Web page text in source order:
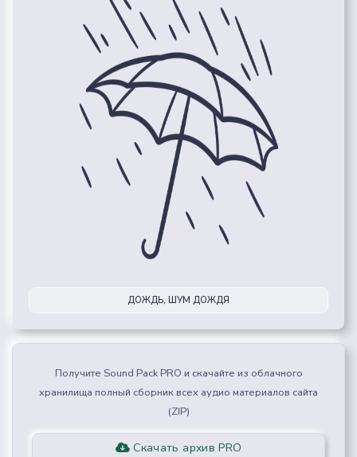
ДОЖДЬ, ШУМ ДОЖДЯ
Получите Sound Pack PRO и скачайте из облачного
хранилища полный сборник всех аудио материалов сайта
(ZIP)
Скачать архив PRO